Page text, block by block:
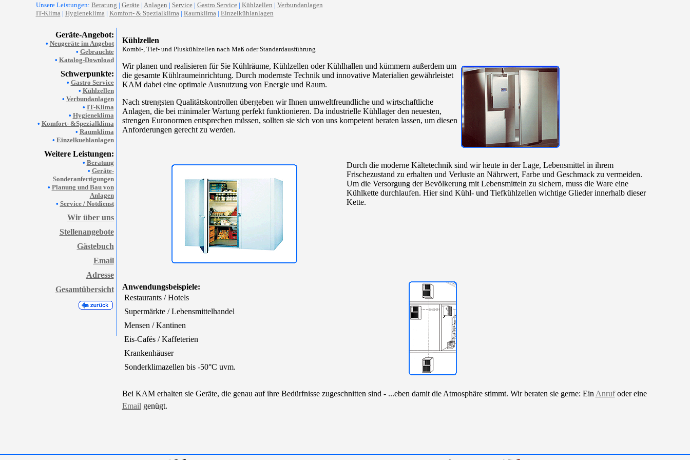
Unsere Leistungen: Beratung | Geräte| Anlagen | Service| Gastro Service| Kühlzellen | Verbundanlagen
IT-Klima| Hygieneklima| Komfort- & Spezialklima| Raumklima| Einzelkühlanlagen
Geräte-Angebot:
• Neugeräte im Angebot
• Gebrauchte
• Katalog-Download
Schwerpunkte:
• Gastro Service
• Kühlzellen
• Verbundanlagen
• IT-Klima
• Hygieneklima
• Komfort- &Spezialklima
• Raumklima
• Einzelkuehlanlagen
Weitere Leistungen:
• Beratung
• Geräte-
Sonderanfertigungen
• Planung und Bau von
Anlagen
• Service / Notdienst
Wir über uns
Stellenangebote
Gästebuch
Email
Adresse
Gesamtübersicht
Kühlzellen
Kombi-, Tief- und Pluskühlzellen nach Maß oder Standardausführung
Wir planen und realisieren für Sie Kühlräume, Kühlzellen oder Kühlhallen und kümmern außerdem um
die gesamte Kühlraumeinrichtung. Durch modernste Technik und innovative Materialien gewährleistet
KAM dabei eine optimale Ausnutzung von Energie und Raum.
Nach strengsten Qualitätskontrollen übergeben wir Ihnen umweltfreundliche und wirtschaftliche
Anlagen, die bei minimaler Wartung perfekt funktionieren. Da industrielle Kühllager den neuesten,
strengen Euronormen entsprechen müssen, sollten sie sich von uns kompetent beraten lassen, um diesen
Anforderungen gerecht zu werden.
Durch die moderne Kältetechnik sind wir heute in der Lage, Lebensmittel in ihrem
Frischezustand zu erhalten und Verluste an Nährwert, Farbe und Geschmack zu vermeiden.
Um die Versorgung der Bevölkerung mit Lebensmitteln zu sichern, muss die Ware eine
Kühlkette durchlaufen. Hier sind Kühl- und Tiefkühlzellen wichtige Glieder innerhalb dieser
Kette.
Anwendungsbeispiele:
 Restaurants / Hotels
 Supermärkte / Lebensmittelhandel
 Mensen / Kantinen
 Eis-Cafés / Kaffeterien
 Krankenhäuser
 Sonderklimazellen bis -50°C uvm.
Bei KAM erhalten sie Geräte, die genau auf ihre Bedürfnisse zugeschnitten sind - ...eben damit die Atmosphäre stimmt. Wir beraten sie gerne: Ein Anrufoder eine
Email genügt.